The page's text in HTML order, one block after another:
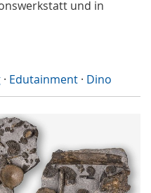
und in
· Edutainment · Dino